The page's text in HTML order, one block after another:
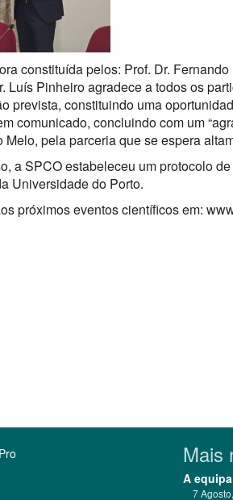
constituída pelos: Prof. Dr.
Luís Pinheiro agradece a todos os
prevista, constituindo uma
comunicado, concluindo com um
Melo, pela parceria que se espera
a SPCO estabeleceu um protocolo
Universidade do Porto.
próximos eventos científicos em:
Mais
A
7